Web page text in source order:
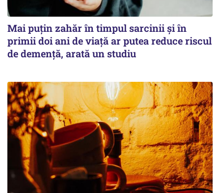
Mai puțin zahăr în timpul sarcinii și în
primii doi ani de viață ar putea reduce riscul
de demență, arată un studiu